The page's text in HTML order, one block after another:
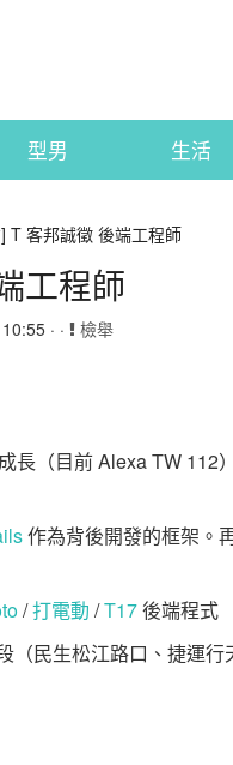
型男 生活
T 客邦誠徵 後端工程師
工程師
· · 檢舉
長（目前 Alexa TW 112
作為背後開發的框架。
/打電動 /T17後端程式
民生松江路口、捷運行